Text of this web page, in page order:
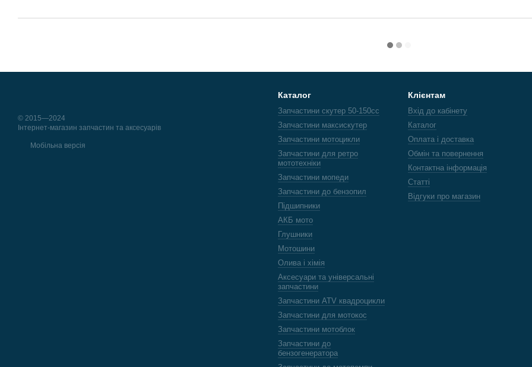
© 2015—2024
Інтернет-магазин запчастин та аксесуарів
Мобільна версія
Каталог
Запчастини скутер 50-150cc
Запчастини максискутер
Запчастини мотоцикли
Запчастини для ретро
мототехніки
Запчастини мопеди
Запчастини до бензопил
Підшипники
АКБ мото
Глушники
Мотошини
Олива і хімія
Аксесуари та універсальні
запчастини
Запчастини ATV квадроцикли
Запчастини для мотокос
Запчастини мотоблок
Запчастини до
бензогенератора
Клієнтам
Вхід до кабінету
Каталог
Оплата і доставка
Обмін та повернення
Контактна інформація
Статті
Відгуки про магазин